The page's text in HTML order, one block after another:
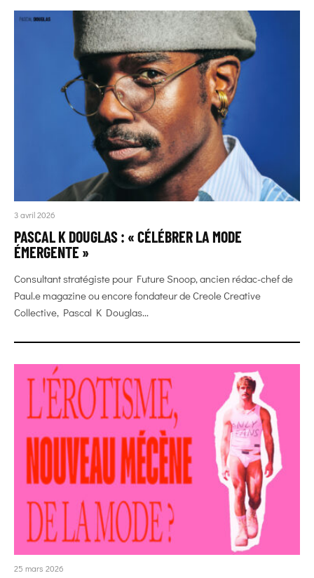
3 avril 2026
PASCAL K DOUGLAS : « CÉLÉBRER LA MODE
ÉMERGENTE »
Consultant stratégiste pour Future Snoop, ancien rédac-chef de
Paul.e magazine ou encore fondateur de Creole Creative
Collective, Pascal K Douglas...
25 mars 2026